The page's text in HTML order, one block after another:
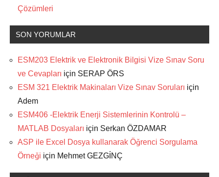
Çözümleri
SON YORUMLAR
ESM203 Elektrik ve Elektronik Bilgisi Vize Sınav Soru
ve Cevapları için SERAP ÖRS
ESM 321 Elektrik Makinaları Vize Sınav Soruları için
Adem
ESM406 -Elektrik Enerji Sistemlerinin Kontrolü –
MATLAB Dosyaları için Serkan ÖZDAMAR
ASP ile Excel Dosya kullanarak Öğrenci Sorgulama
Örneği için Mehmet GEZGİNÇ